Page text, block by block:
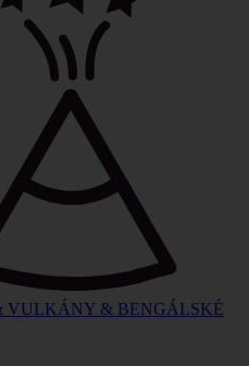
VULKÁNY & BENGÁLSKÉ